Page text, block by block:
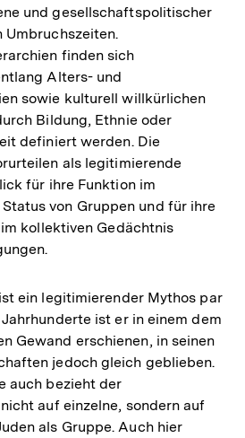
und gesellschaftspolitischer
Umbruchszeiten.
finden sich
Alters- und
sowie kulturell willkürlichen
Bildung, Ethnie oder
definiert werden. Die
als legitimierende
für ihre Funktion im
von Gruppen und für ihre
kollektiven Gedächtnis
ein legitimierender Mythos par
ist er in einem dem
Gewand erschienen, in seinen
jedoch gleich geblieben.
auch bezieht der
auf einzelne, sondern auf
als Gruppe. Auch hier